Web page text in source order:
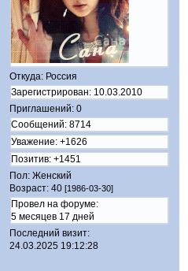
Откуда: Россия
Зарегистрирован: 10.03.2010
Приглашений: 0
Сообщений: 8714
Уважение: +1626
Позитив: +1451
Пол: Женский
Возраст: 40 [1986-03-30]
Провел на форуме:
5 месяцев 17 дней
Последний визит:
24.03.2025 19:12:28